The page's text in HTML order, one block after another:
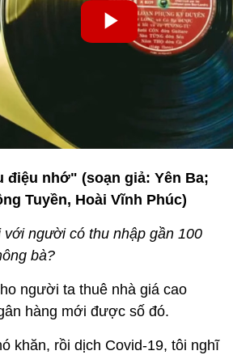
điệu nhớ" (soạn giả: Yên Ba;
Tuyền, Hoài Vĩnh Phúc)
với người có thu nhập gần 100
bà?
người ta thuê nhà giá cao
hàng mới được số đó.
khăn, rồi dịch Covid-19, tôi nghĩ